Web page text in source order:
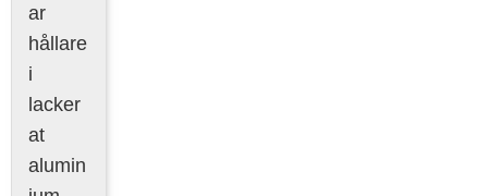
ar
hållare
i
lacker
at
alumin